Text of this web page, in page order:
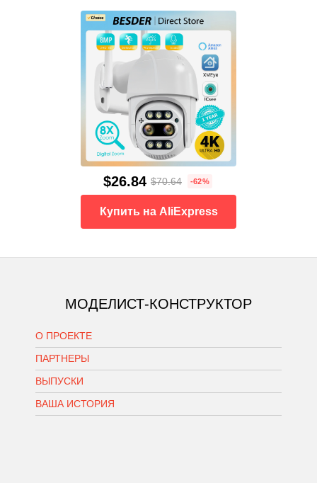
$26.84 $70.64 -62%
Купить на AliExpress
МОДЕЛИСТ-КОНСТРУКТОР
О ПРОЕКТЕ
ПАРТНЕРЫ
ВЫПУСКИ
ВАША ИСТОРИЯ